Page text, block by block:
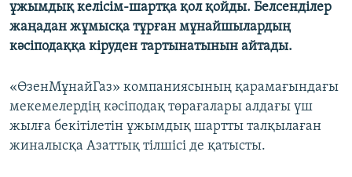
ұжымдық келісім-шартқа қол қойды. Белсенділер
жаңадан жұмысқа тұрған мұнайшылардың
кәсіподаққа кіруден тартынатынын айтады.
«ӨзенМұнайГаз» компаниясының қарамағындағы
мекемелердің кәсіподақ төрағалары алдағы үш
жылға бекітілетін ұжымдық шартты талқылаған
жиналысқа Азаттық тілшісі де қатысты.